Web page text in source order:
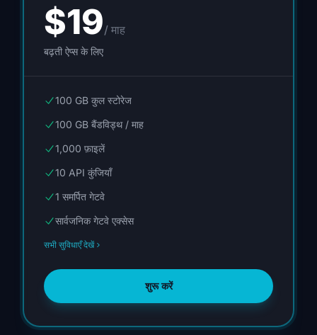
$19/ माह
बढ़ती ऐप्स के लिए
100 GB कुल स्टोरेज
100 GB बैंडविड्थ / माह
1,000 फ़ाइलें
10 API कुंजियाँ
1 समर्पित गेटवे
सार्वजनिक गेटवे एक्सेस
सभी सुविधाएँ देखें
शुरू करें